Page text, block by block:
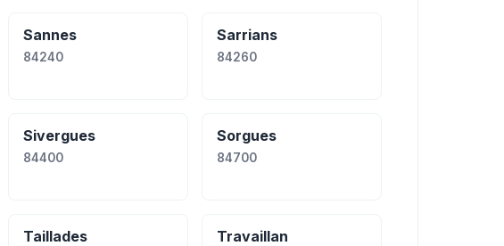
Sannes
84240
Sarrians
84260
Sivergues
84400
Sorgues
84700
Taillades Travaillan